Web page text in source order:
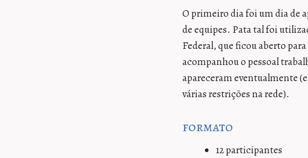
O primeiro dia foi um dia de
de equipes. Pata tal foi
Federal, que ficou aberto
acompanhou o pessoal
apareceram eventualmente
várias restrições na rede).
formato
12 participantes